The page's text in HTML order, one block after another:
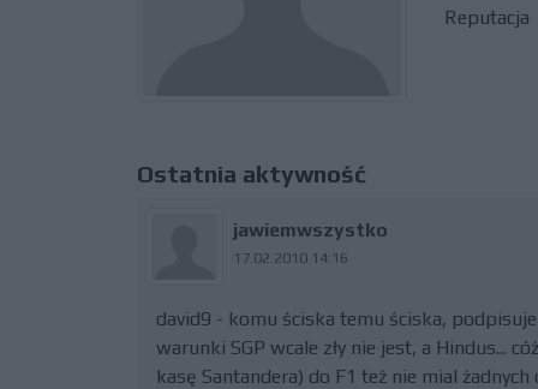
Reputacja
Ostatnia aktywność
jawiemwszystko
17.02.2010 14:16
david9 - komu ściska temu ściska,
warunki SGP wcale zły nie jest, a Hindus...
kasę Santandera) do F1 też nie mial